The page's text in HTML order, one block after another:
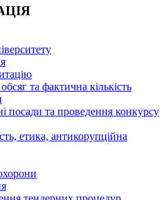
та фактична кількість
посади та проведення конкурсу
етика, антикорупційна